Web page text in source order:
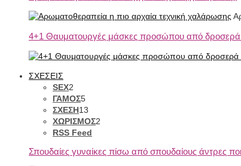
4+1 Θαυματουργές μάσκες προσώπου από
ΣΧΕΣΕΙΣ
SEX2
ΓΑΜΟΣ5
ΣΧΕΣΗ13
ΧΩΡΙΣΜΟΣ2
RSS Feed
Σπουδαίες γυναίκες πίσω από σπουδαίους άντρες